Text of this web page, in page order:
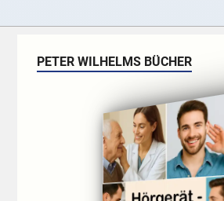
PETER WILHELMS BÜCHER